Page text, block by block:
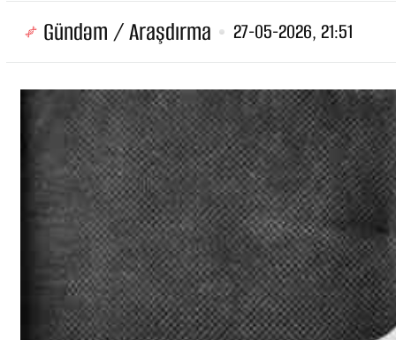
Gündəm / Araşdırma 27-05-2026, 21:51